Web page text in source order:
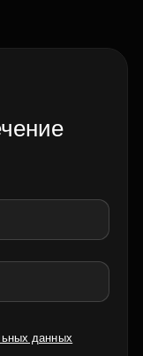
данных